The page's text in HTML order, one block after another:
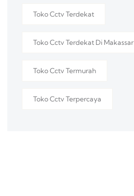
Toko Cctv Terdekat
Toko Cctv Terdekat Di Makassar
Toko Cctv Termurah
Toko Cctv Terpercaya